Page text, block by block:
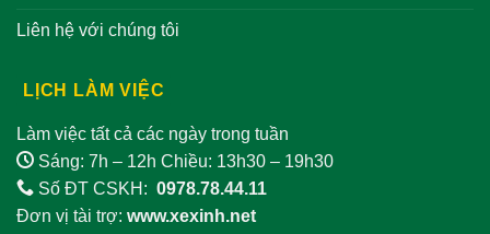
Liên hệ với chúng tôi
LỊCH LÀM VIỆC
Làm việc tất cả các ngày trong tuần
Sáng: 7h – 12h Chiều: 13h30 – 19h30
Số ĐT CSKH: 0978.78.44.11
Đơn vị tài trợ: www.xexinh.net